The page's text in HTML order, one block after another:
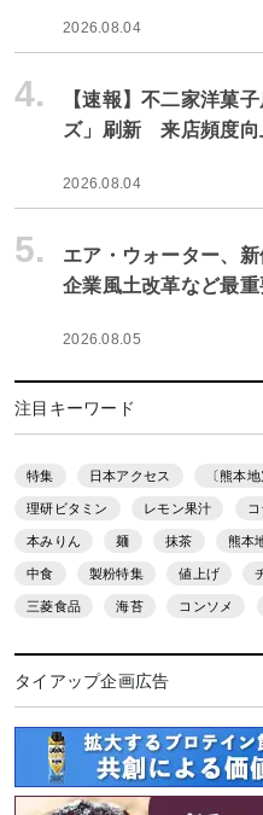
2026.08.04
4.
【速報】不二家洋菓
ズ」刷新 来店頻度向
2026.08.04
5.
エア・ウォーター、
企業風土改革など最重
2026.08.05
注目キーワード
特集 日本アクセス 〔熊本
理研ビタミン レモン果汁
本みりん 麺 抹茶 熊本
中食 製粉特集 値上げ
三菱食品 海苔 コンソメ
タイアップ企画広告